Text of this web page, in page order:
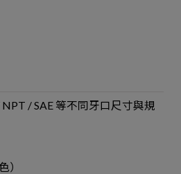
/ SAE 等不同牙口尺寸與規
）